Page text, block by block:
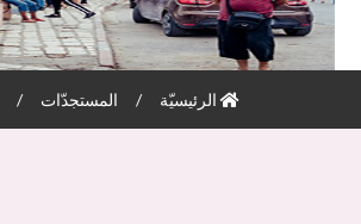
الرئيسيّة المستجدّات